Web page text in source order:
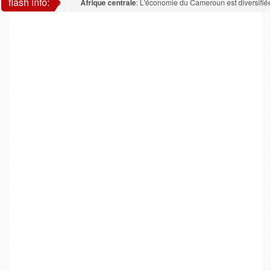
Afrique centrale: L'économie du Cameroun est diversifiée :